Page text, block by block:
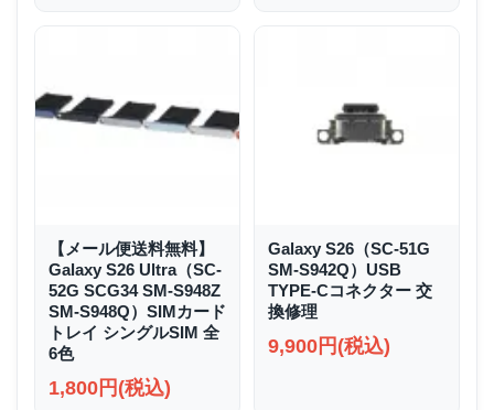
【メール便送料無料】
Galaxy S26 Ultra（SC-
52G SCG34 SM-S948Z
SM-S948Q）SIMカード
トレイ シングルSIM 全
6色
1,800円(税込)
Galaxy S26（SC-51G
SM-S942Q）USB
TYPE-Cコネクター 交
換修理
9,900円(税込)